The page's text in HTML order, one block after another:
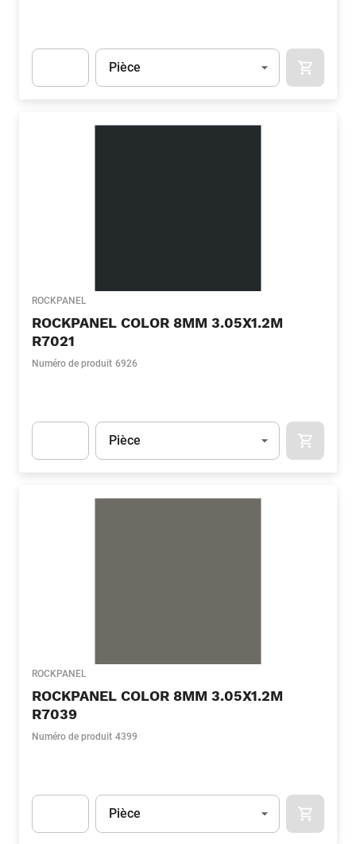
Unité
Pièce
ROCKPANEL
ROCKPANEL COLOR 8MM 3.05X1.2M
R7021
Numéro de produit 6926
Unité
Pièce
ROCKPANEL
ROCKPANEL COLOR 8MM 3.05X1.2M
R7039
Numéro de produit 4399
Unité
Pièce